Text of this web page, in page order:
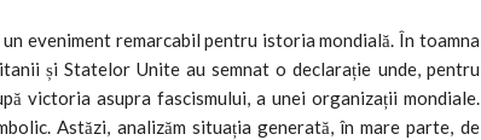
eveniment remarcabil pentru istoria mondială. În toamna
și Statelor Unite au semnat o declarație unde, pentru
victoria asupra fascismului, a unei organizații mondiale.
Astăzi, analizăm situația generată, în mare parte, de